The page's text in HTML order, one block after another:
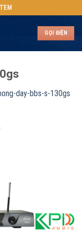
GỌI ĐIỆN
day-bbs-s-130gs